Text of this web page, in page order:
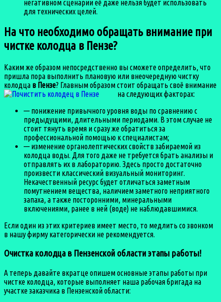
негативном сценарии её даже нельзя будет использовать
для технических целей.
На что необходимо обращать внимание при
чистке колодца в Пензе?
Каким же образом непосредственно вы сможете определить, что
пришла пора выполнить плановую или внеочередную чистку
колодца в Пензе? Главным образом стоит обращать своё внимание
на следующих факторах:
— понижение привычного уровня воды по сравнению с
предыдущими, длительными периодами. В этом случае не
стоит тянуть время и сразу же обратиться за
профессиональной помощью к специалистам;
— изменение органолептических свойств забираемой из
колодца воды. Для того даже не требуется брать анализы и
отправлять их в лабораторию. Здесь просто достаточно
произвести классический визуальный мониторинг.
Некачественный ресурс будет отличаться заметным
помутнением вещества, наличием заметного неприятного
запаха, а также посторонними, минеральными
включениями, ранее в ней (воде) не наблюдавшимися.
Если один из этих критериев имеет место, то медлить со звонком
в нашу фирму категорически не рекомендуется.
Очистка колодца в Пензенской области этапы работы!
А теперь давайте вкратце опишем основные этапы работы при
чистке колодца, которые выполняет наша рабочая бригада на
участке заказчика в Пензенской области: